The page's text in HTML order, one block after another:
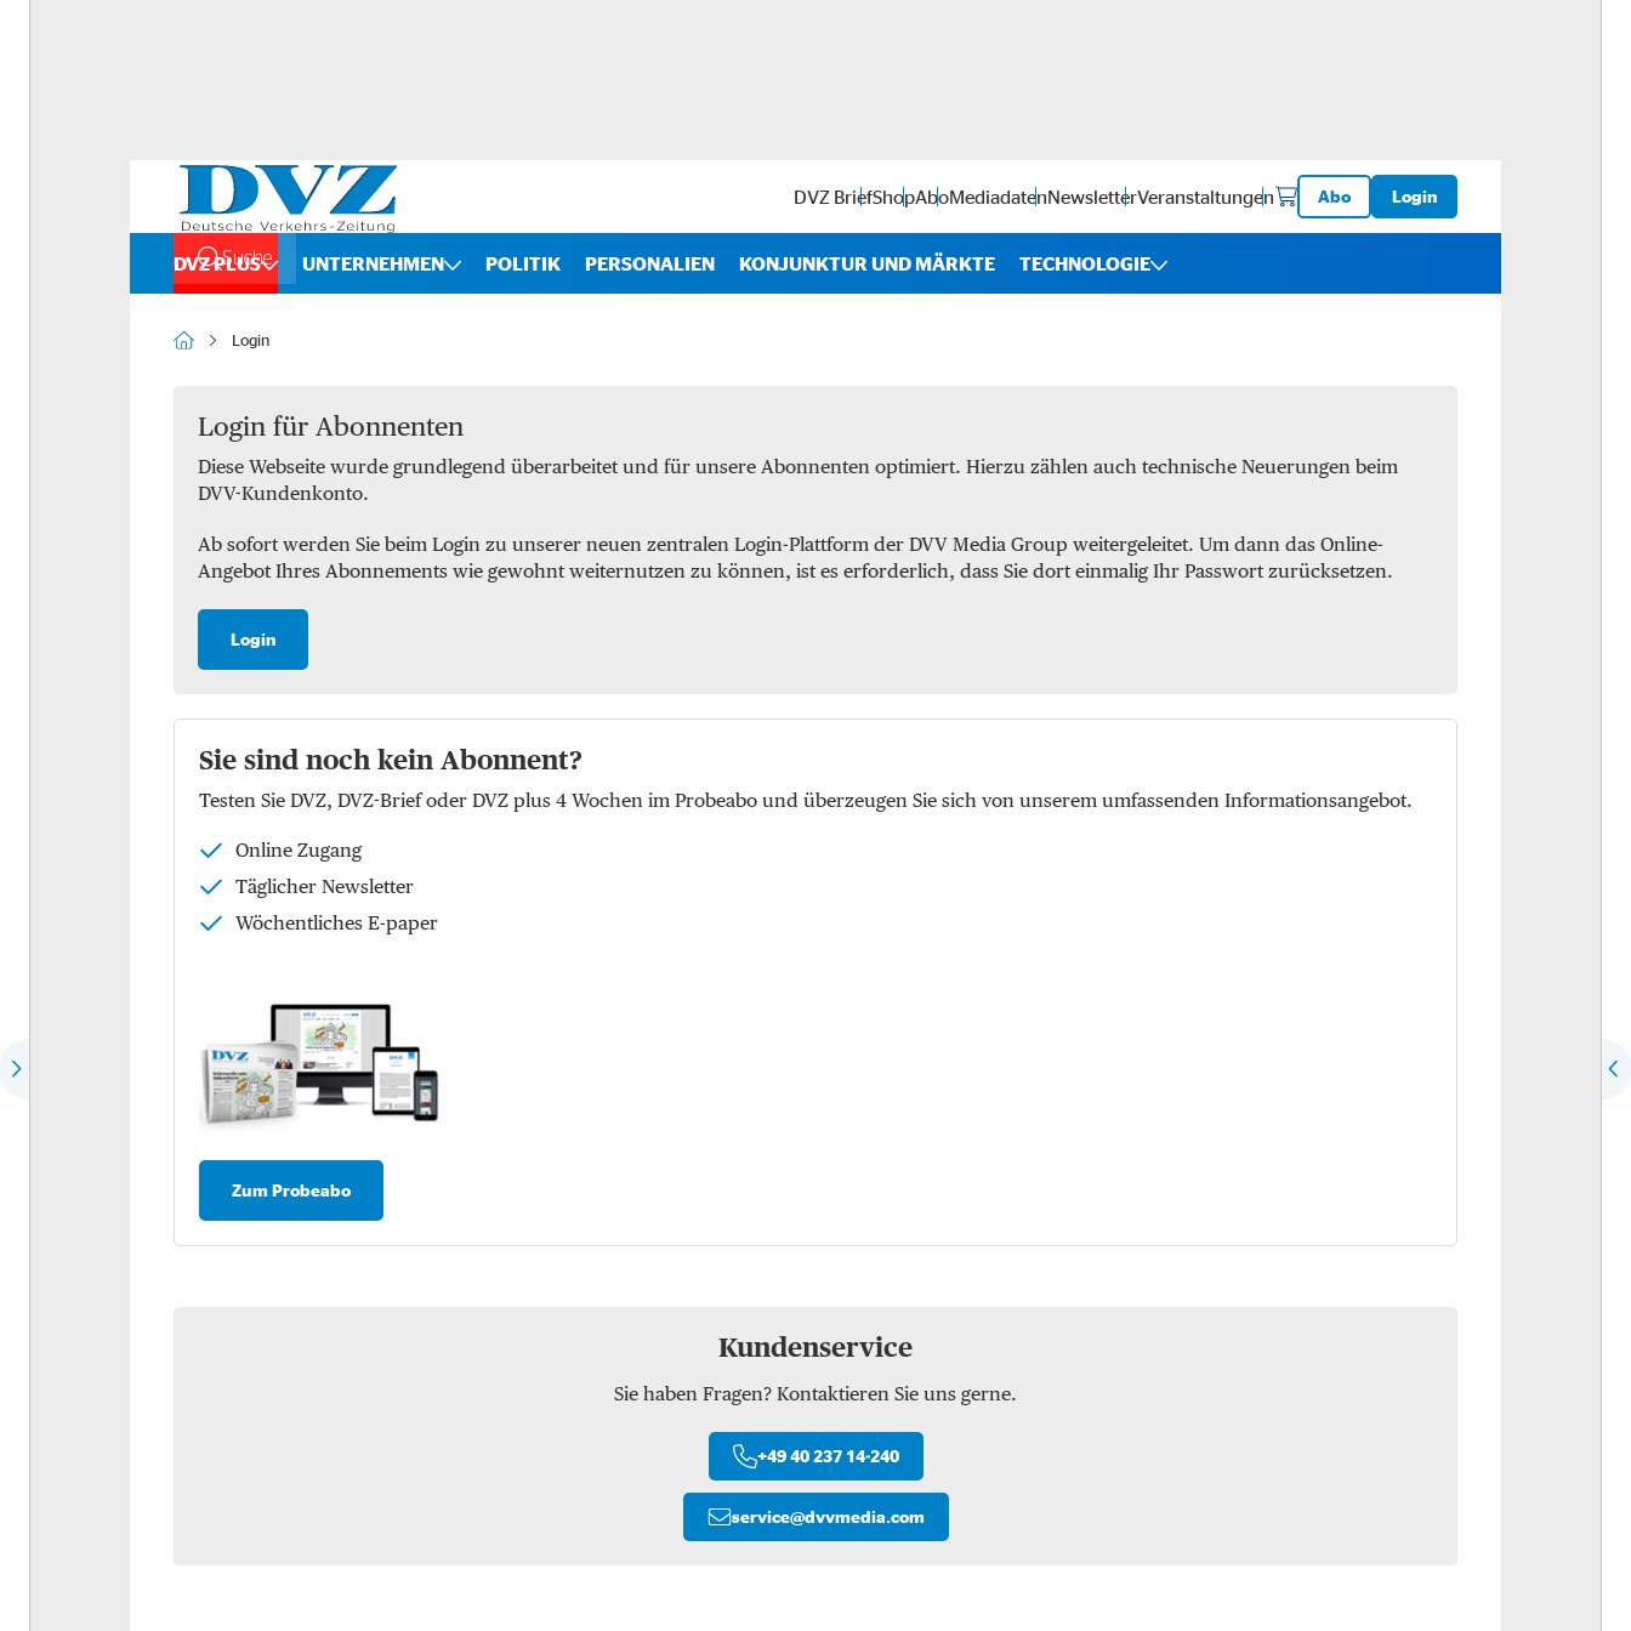
DVZ BriefShopAboMediadatenNewsletterVeranstaltungen Abo Login
DVZ PLUS
Bilanzchecks
Fusionen und Übernahmen
Marktchecks
Vergleichschecks Top-
Hear the expert
Speech of the month
EU-Politik
Dossier: Future of commerce
Dossier: Defence Logistics
Dossier: Antriebswende
Umfrage: Nachhaltigkeit in
der Logistik
UNTERNEHMEN
Kombinierter Verkehr
Binnenschifffahrt
Luft
Logistik
Logistikimmobilien
POLITIK PERSONALIEN KONJUNKTUR UND MÄRKTE TECHNOLOGIE
Intralogistik
Suche
Login
Login für Abonnenten
Diese Webseite wurde grundlegend überarbeitet und für unsere Abonnenten optimiert. Hierzu zählen auch technische Neuerungen beim
DVV-Kundenkonto.
Ab sofort werden Sie beim Login zu unserer neuen zentralen Login-Plattform der DVV Media Group weitergeleitet. Um dann das Online-
Angebot Ihres Abonnements wie gewohnt weiternutzen zu können, ist es erforderlich, dass Sie dort einmalig Ihr Passwort zurücksetzen.
Login
Sie sind noch kein Abonnent?
Testen Sie DVZ, DVZ-Brief oder DVZ plus 4 Wochen im Probeabo und überzeugen Sie sich von unserem umfassenden Informationsangebot.
Online Zugang
Täglicher Newsletter
Wöchentliches E-paper
Zum Probeabo
Kundenservice
Sie haben Fragen? Kontaktieren Sie uns gerne.
+49 40 237 14-240
service@dvvmedia.com